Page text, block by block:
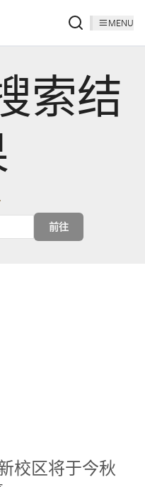
MENU
索结
前往
校区将于今秋